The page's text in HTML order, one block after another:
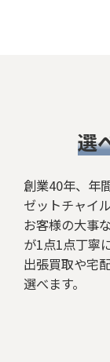
選
創業40年、年
ゼットチャイ
お客様の大事
が1点1点丁寧
出張買取や宅
選べます。